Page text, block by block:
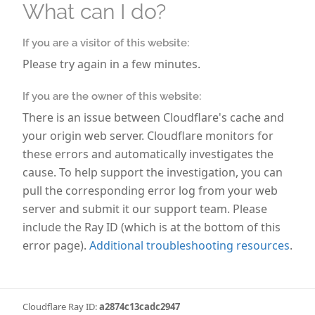
ihre einzigartige Atmosphäre. Besondere Orte,
kulinarische Spezialitäten und kulturelle Highlights
machen den Tag auch für Ihre Gäste zum
unvergesslichen Erlebnis. Damit alles reibungslos
klappt, sollten Sie frühzeitig planen und buchen.
Vielerorts stehen professionelle Hochzeitsplaner zur
Organisation für Sie übernehmen.
Wie viele Gäste werden zu Mini
Destination Weddings eingeladen?
Weg von der traditionellen Hochzeit - das bedeutet
auch, dass Sie die Gästeliste kurz halten dürfen. Der
finanzielle Aspekt ist hierfür längst nicht das einzige
Argument. Viele Paare wünschen sich für den
konzentrieren, ihre Liebe feiern und diesen Moment
What can I do?
If you are a visitor of this website:
Please try again in a few minutes.
If you are the owner of this website:
There is an issue between Cloudflare's cache and
your origin web server. Cloudflare monitors for
these errors and automatically investigates the
cause. To help support the investigation, you can
pull the corresponding error log from your web
server and submit it our support team. Please
include the Ray ID (which is at the bottom of this
error page). Additional troubleshooting resources.
Cloudflare Ray ID:a2874c13cadc2947